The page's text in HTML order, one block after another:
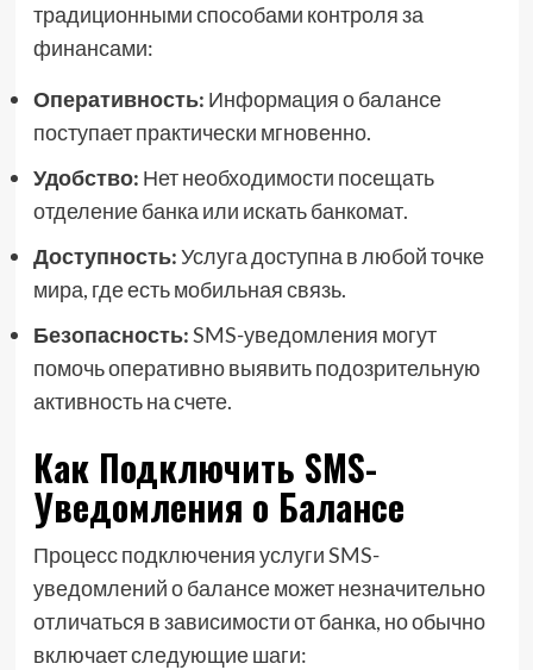
традиционными способами контроля за
финансами:
Оперативность: Информация о балансе
поступает практически мгновенно.
Удобство: Нет необходимости посещать
отделение банка или искать банкомат.
Доступность:Услуга доступна в любой точке
мира, где есть мобильная связь.
Безопасность:SMS-уведомления могут
помочь оперативно выявить подозрительную
активность на счете.
Как Подключить SMS-
Уведомления о Балансе
Процесс подключения услуги SMS-
уведомлений о балансе может незначительно
отличаться в зависимости от банка, но обычно
включает следующие шаги: